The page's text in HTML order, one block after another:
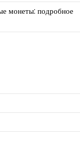
монеты: подробное